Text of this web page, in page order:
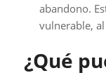
abandono.
vulnerable,
¿Qué